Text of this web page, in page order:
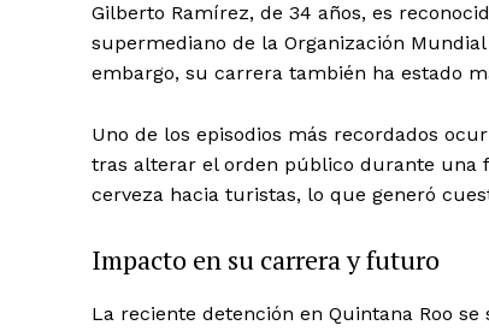
Gilberto Ramírez, de 34 años, es
supermediano de la Organización
embargo, su carrera también ha estado
Uno de los episodios más recordados
tras alterar el orden público durante una
cerveza hacia turistas, lo que generó
Impacto en su carrera y futuro
La reciente detención en Quintana Roo